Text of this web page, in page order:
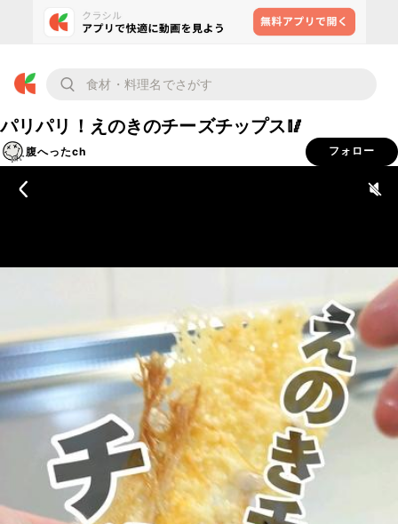
パリパリ！えのきのチーズチップス🥢
腹へったch フォロー